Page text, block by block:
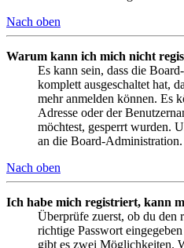
Nach oben
Warum kann ich mich nicht
Es kann sein, dass die
komplett ausgeschaltet hat,
mehr anmelden können. Es
Adresse oder der
möchtest, gesperrt wurden.
an die Board-Administration.
Nach oben
Ich habe mich registriert, kann
Überprüfe zuerst, ob du den
richtige Passwort
gibt es zwei Möglichkeiten.